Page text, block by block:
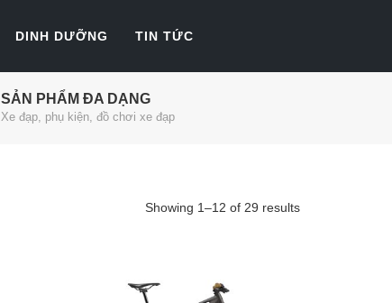
DINH DƯỠNG TIN TỨC
SẢN PHẨM ĐA DẠNG
Xe đạp, phụ kiện, đồ chơi xe đạp
Showing 1–12 of 29 results